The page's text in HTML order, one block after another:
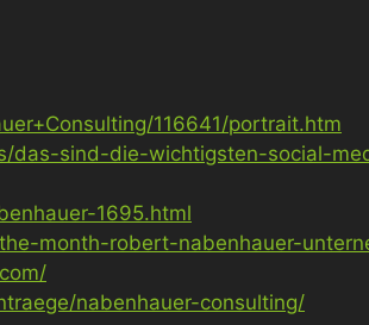
116641/portrait.htm
das-sind-die-wichtigsten-social-
1695.html
month-robert-nabenhauer-
nabenhauer-consulting/